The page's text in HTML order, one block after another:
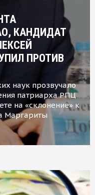
КАНДИДАТ
ПРОТИВ
наук прозвучало
патриарха РПЦ
на «склонение» к
Маргариты